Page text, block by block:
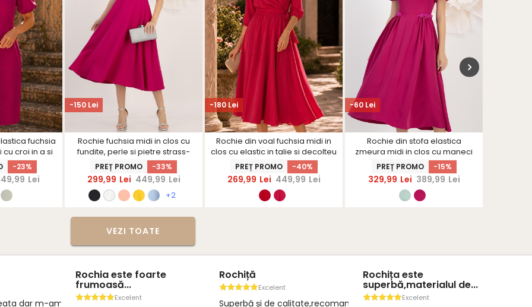
fuchsia
croi in a si
dantela -
-23%
Lei
-150 Lei
Rochie fuchsia midi in clos cu
fundite, perle si pietre strass-
StarShinerS
PREȚ PROMO -33%
299,99 Lei 449,99 Lei
+2
-180 Lei
Rochie din voal fuchsia midi in
clos cu elastic in talie si decolteu
petrecut cu aplicatie florala
brodata - StarShinerS
PREȚ PROMO -40%
269,99 Lei 449,99 Lei
-60 Lei
Rochie din stofa elastica
zmeura midi in clos cu maneci
bufante si aplicatii stralucitoare
- StarShinerS
PREȚ PROMO -15%
329,99 Lei 389,99 Lei
VEZI TOATE
dar m-am
Rochia este foarte
frumoasă...
Excelent
Rochiță
Excelent
Superbă și de calitate,recomand
Rochița este
superbă,materialul de...
Excelent